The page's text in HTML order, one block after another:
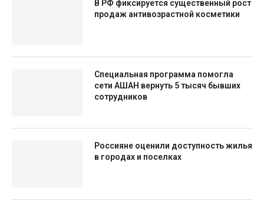
В РФ фиксируется существенный рост
продаж антивозрастной косметики
Специальная программа помогла
сети АШАН вернуть 5 тысяч бывших
сотрудников
Россияне оценили доступность жилья
в городах и поселках